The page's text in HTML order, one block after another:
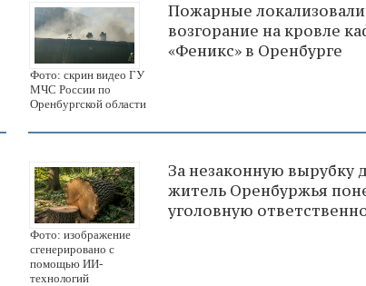
Фото: скрин видео ГУ
МЧС России по
Оренбургской области
Пожарные локализовали
возгорание на кровле
«Феникс» в Оренбурге
Фото: изображение
сгенерировано с
помощью ИИ-
технологий
За незаконную вырубку
житель Оренбуржья
уголовную